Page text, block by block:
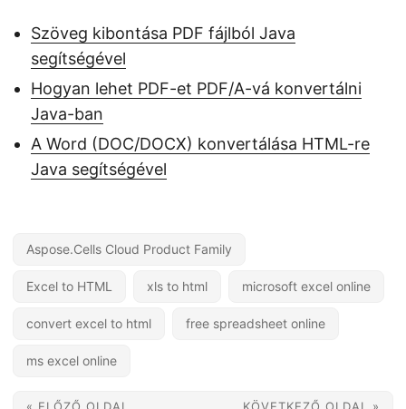
Szöveg kibontása PDF fájlból Java
segítségével
Hogyan lehet PDF-et PDF/A-vá konvertálni
Java-ban
A Word (DOC/DOCX) konvertálása HTML-re
Java segítségével
Aspose.Cells Cloud Product Family
Excel to HTML xls to html microsoft excel online
convert excel to html free spreadsheet online
ms excel online